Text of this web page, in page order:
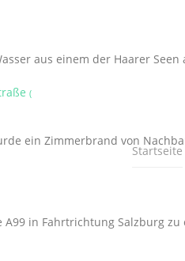
Startseite
aus einem der Haarer Seen
(
ein Zimmerbrand von
A99 in Fahrtrichtung Salzburg